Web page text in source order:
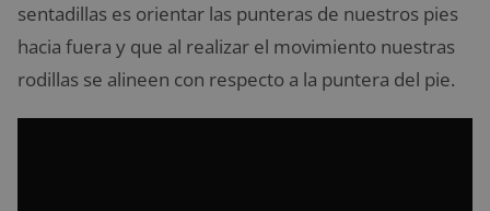
sentadillas es orientar las punteras de nuestros pies
hacia fuera y que al realizar el movimiento nuestras
rodillas se alineen con respecto a la puntera del pie.